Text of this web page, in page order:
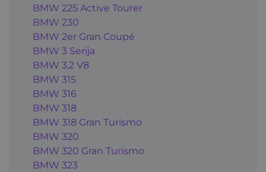
BMW 225 Active Tourer
BMW 230
BMW 2er Gran Coupé
BMW 3 Serija
BMW 3,2 V8
BMW 315
BMW 316
BMW 318
BMW 318 Gran Turismo
BMW 320
BMW 320 Gran Turismo
BMW 323